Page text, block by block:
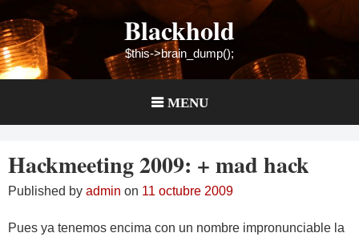
to
content
Blackhold
$this->brain_dump();
MENU
Hackmeeting 2009: + mad hack
Published by admin on 11 octubre 2009
Pues ya tenemos encima con un nombre impronunciable la